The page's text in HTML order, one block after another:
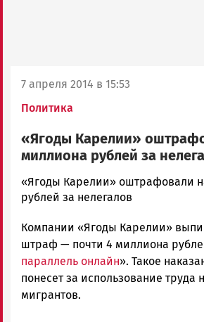
7 апреля 2014 в 15:53
Политика
«Ягоды Карелии»
миллиона рублей за
admintimur
Новости
и
Карелии
|
Петрозаводск
ГОВОРИТ
«Ягоды Карелии» оштрафовали
рублей за нелегалов
Компании «Ягоды Карелии»
штраф — почти 4 миллиона
параллель онлайн». Такое
понесет за использование труда
мигрантов.